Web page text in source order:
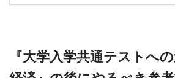
『大学入学共通テストへ